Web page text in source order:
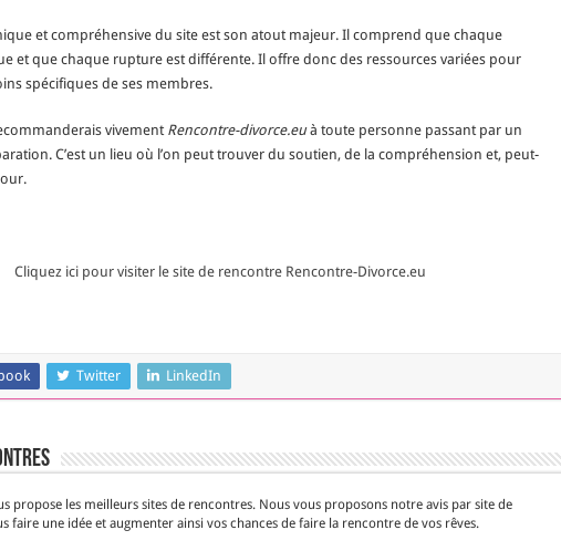
et compréhensive du site est son atout majeur. Il comprend que chaque
et que chaque rupture est différente. Il offre donc des ressources variées pour
spécifiques de ses membres.
vivementRencontre-divorce.euà toute personne passant par un
C’est un lieu où l’on peut trouver du soutien, de la compréhension et, peut-
Cliquez ici pour visiter le site de rencontre Rencontre-Divorce.eu
Twitter LinkedIn
propose les meilleurs sites de rencontres. Nous vous proposons notre avis par site de
faire une idée et augmenter ainsi vos chances de faire la rencontre de vos rêves.